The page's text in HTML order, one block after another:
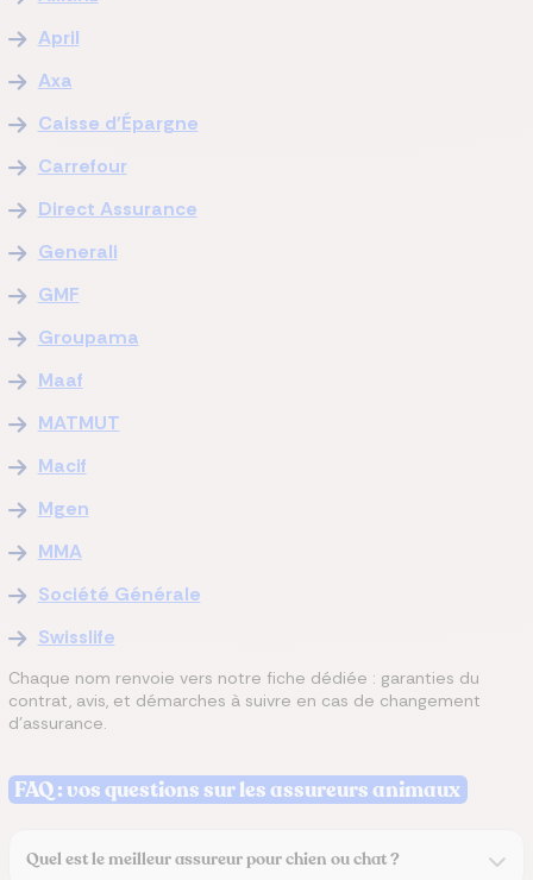
April
Axa
Caisse d'Épargne
Carrefour
Direct Assurance
Generali
GMF
Groupama
Maaf
MATMUT
Macif
Mgen
MMA
Société Générale
Swisslife
Chaque nom renvoie vers notre fiche dédiée : garanties du
contrat, avis, et démarches à suivre en cas de changement
d'assurance.
FAQ : vos questions sur les assureurs animaux
Quel est le meilleur assureur pour chien ou chat ?